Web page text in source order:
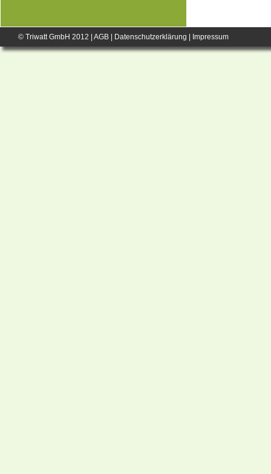
© Triwatt GmbH 2012 | AGB Datenschutzerklärung Impressum